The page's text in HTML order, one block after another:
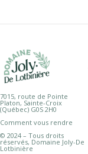
7015, route de Pointe
Platon, Sainte-Croix
(Québec) G0S 2H0
Comment vous rendre
© 2024 – Tous droits
réservés, Domaine Joly-De
Lotbinière